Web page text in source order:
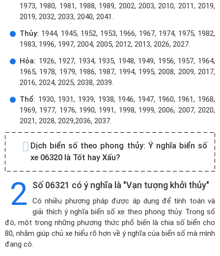
1973, 1980, 1981, 1988, 1989, 2002, 2003, 2010, 2011, 2019,
2019, 2032, 2033, 2040, 2041.
Thủy: 1944, 1945, 1952, 1953, 1966, 1967, 1974, 1975, 1982,
1983, 1996, 1997, 2004, 2005, 2012, 2013, 2026, 2027.
Hỏa: 1926, 1927, 1934, 1935, 1948, 1949, 1956, 1957, 1964,
1965, 1978, 1979, 1986, 1987, 1994, 1995, 2008, 2009, 2017,
2016, 2024, 2025, 2038, 2039.
Thổ: 1930, 1931, 1939, 1938, 1946, 1947, 1960, 1961, 1968,
1969, 1977, 1976, 1990, 1991, 1998, 1999, 2006, 2007, 2020,
2021, 2028, 2029,2036, 2037.
Dịch biển số theo phong thủy: Ý nghĩa biển số
xe 06320 là Tốt hay Xấu?
2 Số 06321 có ý nghĩa là "Vạn tượng khởi thủy"
Có nhiều phương pháp được áp dụng để tính toán và
giải thích ý nghĩa biển số xe theo phong thủy. Trong số
đó, một trong những phương thức phổ biến là chia số biển cho
80, nhằm giúp chủ xe hiểu rõ hơn về ý nghĩa của biển số mà mình
đang có.